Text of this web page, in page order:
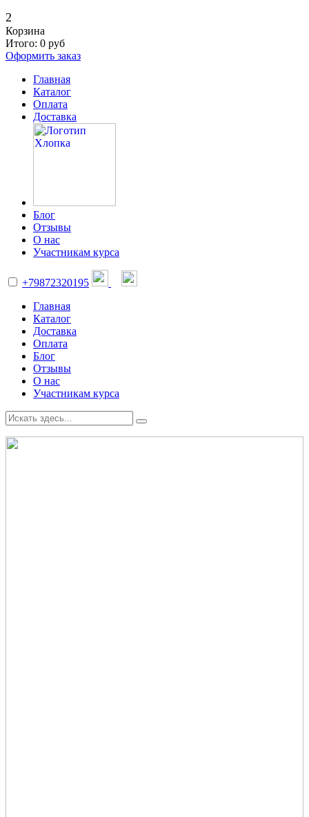
2
Корзина
Итого: 0 руб
Оформить заказ
Главная
Каталог
Оплата
Доставка
Блог
Отзывы
О нас
Участникам курса
+79872320195
Главная
Каталог
Доставка
Оплата
Блог
Отзывы
О нас
Участникам курса